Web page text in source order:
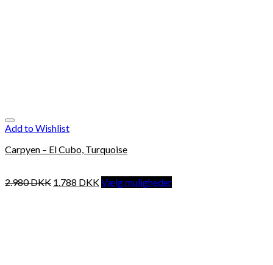
Add to Wishlist
Carpyen – El Cubo, Turquoise
2.980DKK 1.788 DKKVælg muligheder